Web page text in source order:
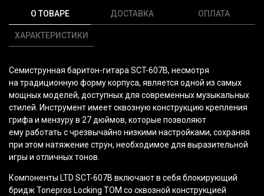
О ТОВАРЕ
ХАРАКТЕРИСТИКИ
ДОСТАВКА ОПЛАТА
Семиструнная баритон-гитара SCT-607B, несмотря
на традиционную форму корпуса, является одной из самых
мощных моделей, доступных для современных музыкальных
стилей. Инструмент имеет сквозную конструкцию крепления
грифа и мензуру в 27 дюймов, которые позволяют
ему работать с чрезвычайно низкими настройками, сохраняя
при этом натяжение струн, необходимое для выразительной
игры и отличных тонов.
Компоненты LTD SCT-607B включают в себя блокирующий
бриджTonepros Locking TOM со сквозной конструкцией